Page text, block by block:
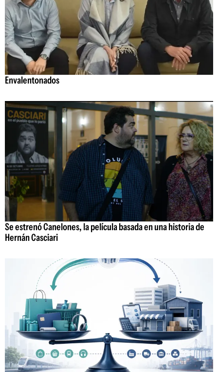
Envalentonados
Se estrenó Canelones, la película basada en una historia de
Hernán Casciari